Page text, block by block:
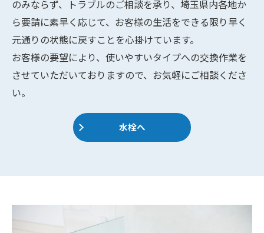
のみならず、トラブルのご相談を承り、埼玉県内各地か
ら要請に素早く応じて、お客様の生活をできる限り早く
元通りの状態に戻すことを心掛けています。
お客様の要望により、使いやすいタイプへの交換作業を
させていただいておりますので、お気軽にご相談くださ
い。
水栓へ